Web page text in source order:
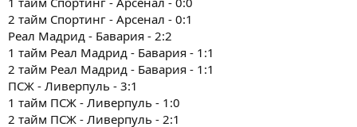
2 тайм Спортинг - Арсенал - 0:1
Реал Мадрид - Бавария - 2:2
1 тайм Реал Мадрид - Бавария - 1:1
2 тайм Реал Мадрид - Бавария - 1:1
ПСЖ - Ливерпуль - 3:1
1 тайм ПСЖ - Ливерпуль - 1:0
2 тайм ПСЖ - Ливерпуль - 2:1